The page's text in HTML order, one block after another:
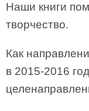
Наши книги
творчество.
Как
в 2015-2016